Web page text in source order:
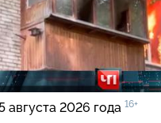
августа 2026 года 16+